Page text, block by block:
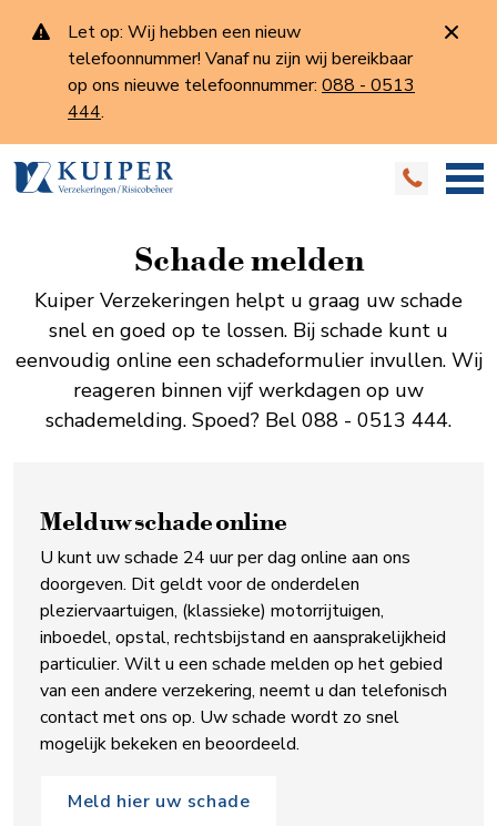
Let op: Wij hebben een nieuw
telefoonnummer! Vanaf nu zijn wij bereikbaar
op ons nieuwe telefoonnummer: 088 - 0513
444.
Schade melden
Kuiper Verzekeringen helpt u graag uw schade
snel en goed op te lossen. Bij schade kunt u
eenvoudig online een schadeformulier invullen. Wij
reageren binnen vijf werkdagen op uw
schademelding. Spoed? Bel 088 - 0513 444.
Meld uw schade online
U kunt uw schade 24 uur per dag online aan ons
doorgeven. Dit geldt voor de onderdelen
pleziervaartuigen, (klassieke) motorrijtuigen,
inboedel, opstal, rechtsbijstand en aansprakelijkheid
particulier. Wilt u een schade melden op het gebied
van een andere verzekering, neemt u dan telefonisch
contact met ons op. Uw schade wordt zo snel
mogelijk bekeken en beoordeeld.
Meld hier uw schade